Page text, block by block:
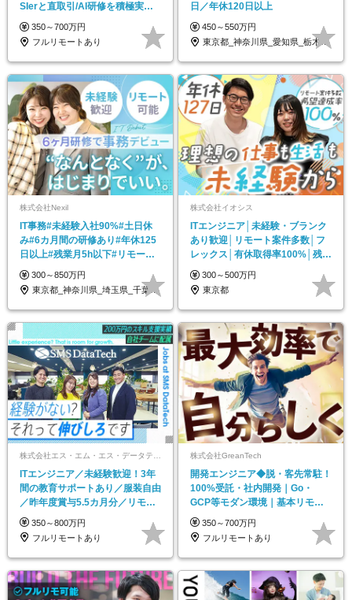
SIerと直取引/AI研修を積極実施
中
350～700万円
フルリモートあり
日／年休120日以上
450～550万円
東京都_神奈川県_愛知県_栃木県_静岡県…
株式会社Nexil
IT事務#未経験入社90%#土日休
み#6カ月間の研修あり#年休125
日以上#残業月5h以下#リモート
可
300～850万円
東京都_神奈川県_埼玉県_千葉県_大阪府…
株式会社イオシス
ITエンジニア│未経験・ブランク
あり歓迎│リモート案件多数│フ
レックス│有休取得率100%│残業
月10h内
300～500万円
東京都
ITエンジニア／未経験歓迎！3年
間の教育サポートあり／服装自由
／昨年度賞与5.5カ月分／リモー
ト案件率80%
350～800万円
フルリモートあり
株式会社GreanTech
開発エンジニア◆脱・客先常駐！
100%受託・社内開発｜Go・
GCP等モダン環境｜基本リモー
ト｜前給考慮
350～700万円
フルリモートあり